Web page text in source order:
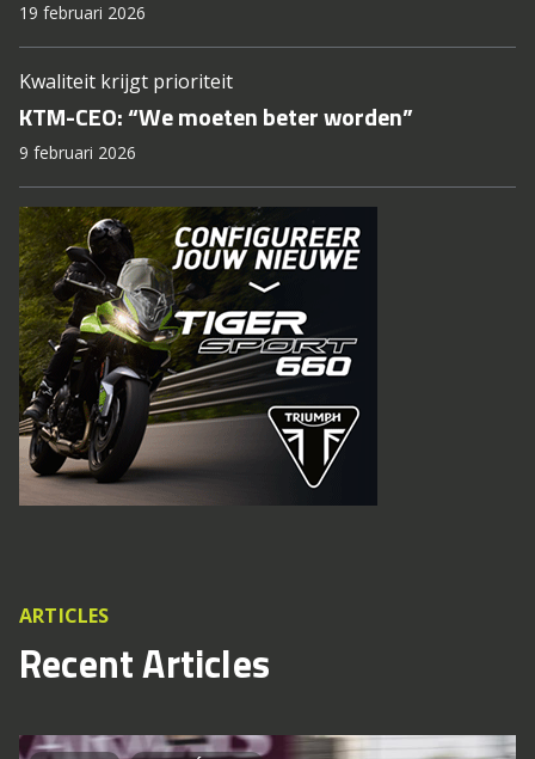
19 februari 2026
Kwaliteit krijgt prioriteit
KTM-CEO: “We moeten beter worden”
9 februari 2026
ARTICLES
Recent Articles